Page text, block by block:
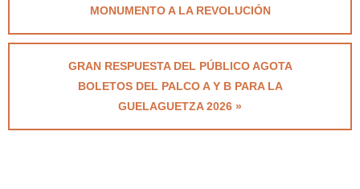
MONUMENTO A LA REVOLUCIÓN
GRAN RESPUESTA DEL PÚBLICO AGOTA
BOLETOS DEL PALCO A Y B PARA LA
GUELAGUETZA 2026 »